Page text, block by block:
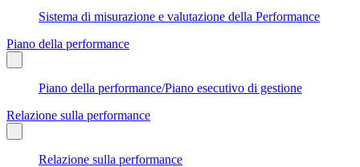
Sistema di misurazione e valutazione della Performance
Piano della performance
Piano della performance/Piano esecutivo di gestione
Relazione sulla performance
Relazione sulla performance